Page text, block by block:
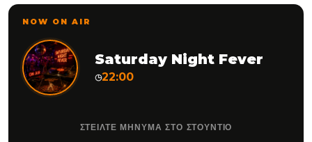
NOW ON AIR
Saturday Night Fever
◷22:00
ΣΤΕΙΛΤΕ ΜΗΝΥΜΑ ΣΤΟ ΣΤΟΥΝΤΙΟ